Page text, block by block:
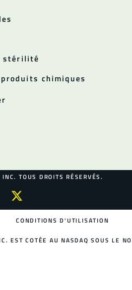
stérilité
chimiques
TOUS DROITS RÉSERVÉS.
CONDITIONS D'UTILISATION
EST COTÉE AU NASDAQ SOUS LE